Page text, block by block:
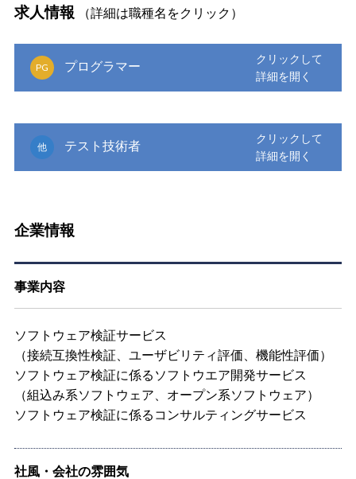
求人情報 （詳細は職種名をクリック）
PG プログラマー
他 テスト技術者
企業情報
事業内容
ソフトウェア検証サービス
（接続互換性検証、ユーザビリティ評価、機能性評価）
ソフトウェア検証に係るソフトウエア開発サービス
（組込み系ソフトウェア、オープン系ソフトウェア）
ソフトウェア検証に係るコンサルティングサービス
社風・会社の雰囲気